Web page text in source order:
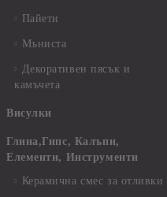
Пайети
Мъниста
Декоративен пясък и
камъчета
Висулки
Глина,Гипс, Калъпи,
Елементи, Инструменти
Керамична смес за отливки